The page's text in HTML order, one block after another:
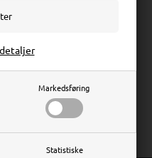
Markedsføring
Statistiske
holder) - Transparent
Privat
Priser inkl. moms